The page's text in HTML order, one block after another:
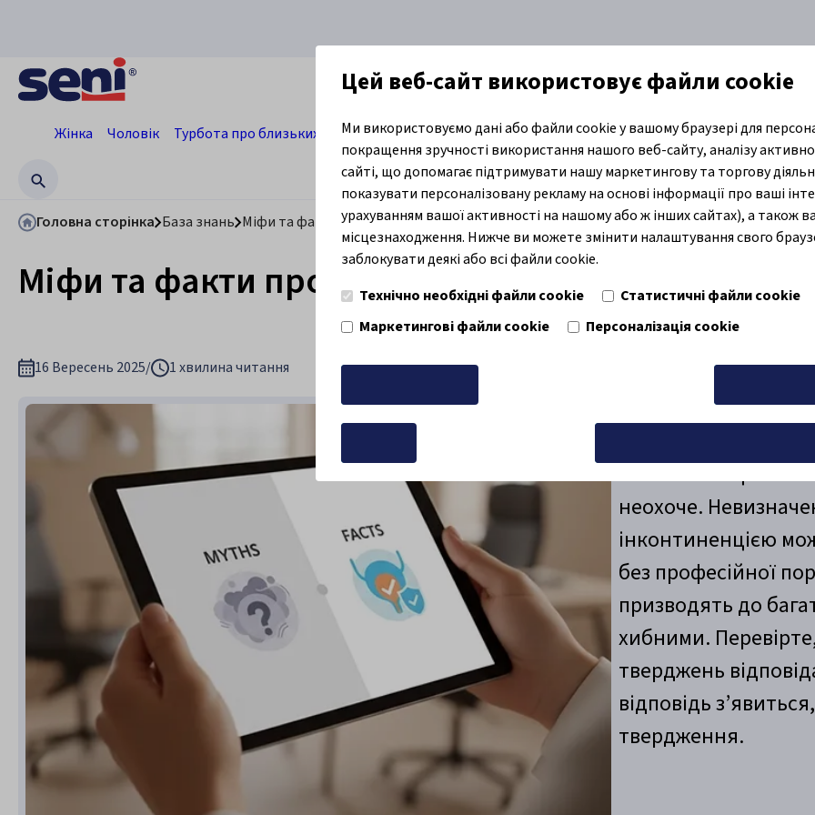
Жінка Чоловік Турбота про близьких ПрофесіоналиДогляд за шкіроюПоглинаючі продуктиБаза знань
Головна сторінка База знань Міфи та факти про НС
Міфи та факти про НС
16 Вересень 2025/ 1 хвилина читання
інконтиненція є
неохоче.
інконтиненцією
без професійної
призводять до
хибними.
тверджень
відповідь
твердження.
Цей веб-сайт використовує файли cookie
Ми використовуємо дані або файли cookie у вашому браузері для
покращення зручності використання нашого веб-сайту, аналізу
сайті, що допомагає підтримувати нашу маркетингову та торгову
показувати персоналізовану рекламу на основі інформації про ваші
урахуванням вашої активності на нашому або ж інших сайтах), а також
місцезнаходження. Нижче ви можете змінити налаштування свого
заблокувати деякі або всі файли cookie.
Технічно необхідні файли cookie
Статистичні файли cookie
Маркетингові файли cookie
Персоналізація cookie